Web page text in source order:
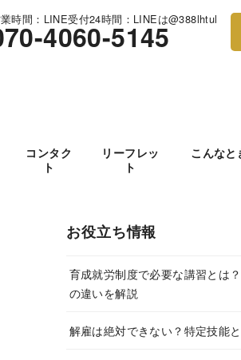
時間：LINE受付24時間：LINEは@388lhtul
4060-5145
コンタク
ト
リーフレッ
ト
こんなと
お役立ち情報
育成就労制度で必要な講習とは
の違いを解説
解雇は絶対できない？特定技能